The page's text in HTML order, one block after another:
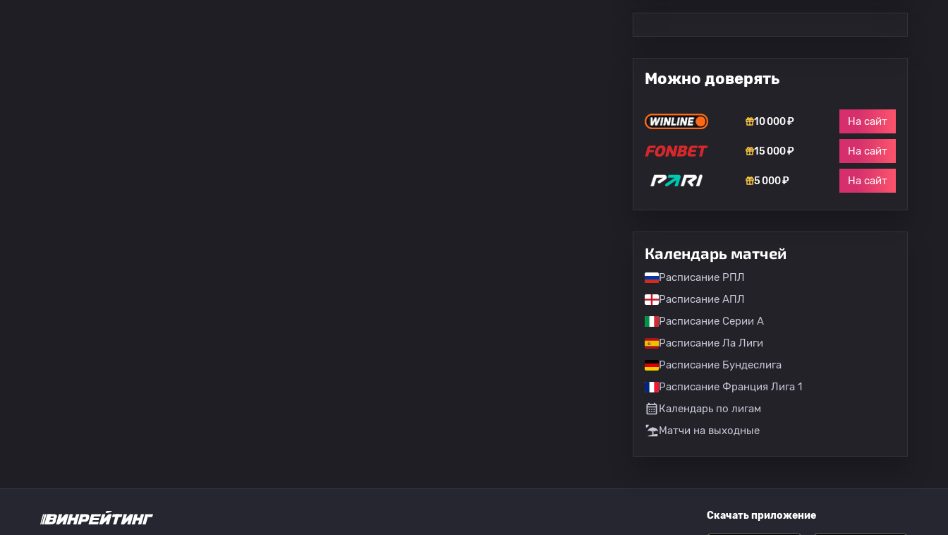
Можно доверять
10 000 ₽ На сайт
15 000 ₽ На сайт
5 000 ₽ На сайт
Календарь матчей
Расписание РПЛ
Расписание АПЛ
Расписание Серии А
Расписание Ла Лиги
Расписание Бундеслига
Расписание Франция Лига 1
Календарь по лигам
Матчи на выходные
Скачать приложение